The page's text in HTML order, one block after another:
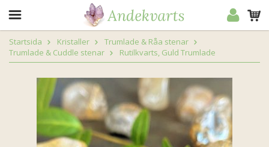
Startsida Kristaller
Trumlade & Råa stenar
Trumlade & Cuddle stenar
Rutilkvarts, Guld Trumlade